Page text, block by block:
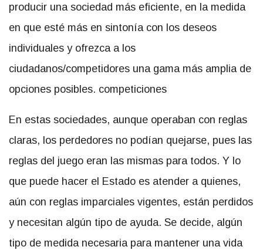
producir una sociedad más eficiente, en la medida
en que esté más en sintonía con los deseos
individuales y ofrezca a los
ciudadanos/competidores una gama más amplia de
opciones posibles. competiciones
En estas sociedades, aunque operaban con reglas
claras, los perdedores no podían quejarse, pues las
reglas del juego eran las mismas para todos. Y lo
que puede hacer el Estado es atender a quienes,
aún con reglas imparciales vigentes, están perdidos
y necesitan algún tipo de ayuda. Se decide, algún
tipo de medida necesaria para mantener una vida